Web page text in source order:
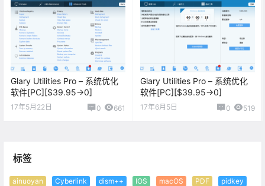
Glary Utilities Pro – 系统优化
软件[PC][$39.95→0]
17年5月22日 0 661
Glary Utilities Pro – 系统优化
软件[PC][$39.95→0]
17年6月5日 0 519
标签
ainuoyan Cyberlink dism++ IOS macOS PDF
pidkey